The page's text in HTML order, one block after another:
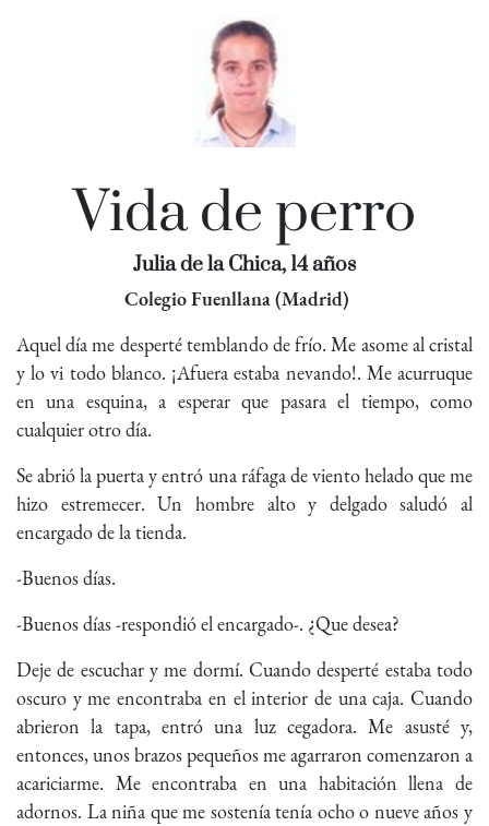
Vida de perro
Julia de la Chica, 14 años
Colegio Fuenllana (Madrid)
Aquel día me desperté temblando de frío. Me asome al cristal
y lo vi todo blanco. ¡Afuera estaba nevando!. Me acurruque
en una esquina, a esperar que pasara el tiempo, como
cualquier otro día.
Se abrió la puerta y entró una ráfaga de viento helado que me
hizo estremecer. Un hombre alto y delgado saludó al
encargado de la tienda.
-Buenos días.
-Buenos días -respondió el encargado-. ¿Que desea?
Deje de escuchar y me dormí. Cuando desperté estaba todo
oscuro y me encontraba en el interior de una caja. Cuando
abrieron la tapa, entró una luz cegadora. Me asusté y,
entonces, unos brazos pequeños me agarraron comenzaron a
acariciarme. Me encontraba en una habitación llena de
adornos. La niña que me sostenía tenía ocho o nueve años y